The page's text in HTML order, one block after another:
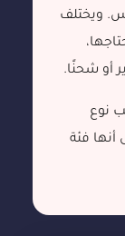
ويختلف
أو شحنًا.
نوع
أنها فئة